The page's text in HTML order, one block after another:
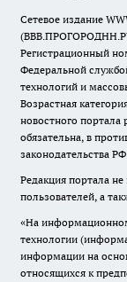
Сетевое издание
Регистрационный
Федеральной
технологий и
Возрастная
новостного портала
обязательна, в
законодательства
Редакция портала
пользователей, а
«На
технологии
информации на
относящихся к